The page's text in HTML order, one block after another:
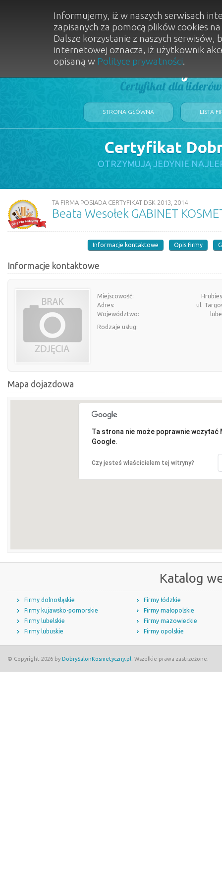
Dobry
Certyfikat dla
STRONA GŁÓWNA LISTA
Certyfikat
OTRZYMUJĄ JEDYNIE
TA FIRMA POSIADA CERTYFIKAT DSK 2013, 2014
Beata Wesołek GABINET
Informacje kontaktowe Opis firmy
Informacje kontaktowe
Miejscowość:
Adres:
ul.
Województwo:
Rodzaje usług:
Mapa dojazdowa
Ta strona nie może poprawnie wczytać
Google.
Czy jesteś właścicielem tej witryny?
Katalog
Firmy dolnośląskie
Firmy kujawsko-pomorskie
Firmy lubelskie
Firmy lubuskie
Firmy łódzkie
Firmy małopolskie
Firmy mazowieckie
Firmy opolskie
© Copyright 2026 by DobrySalonKosmetyczny.pl . Wszelkie prawa zastrzeżone.
Informujemy, iż w naszych serwisach
zapisanych za pomocą plików cookies
Dalsze korzystanie z naszych
internetowej oznacza, iż użytkownik
opisaną w Polityce prywatności.